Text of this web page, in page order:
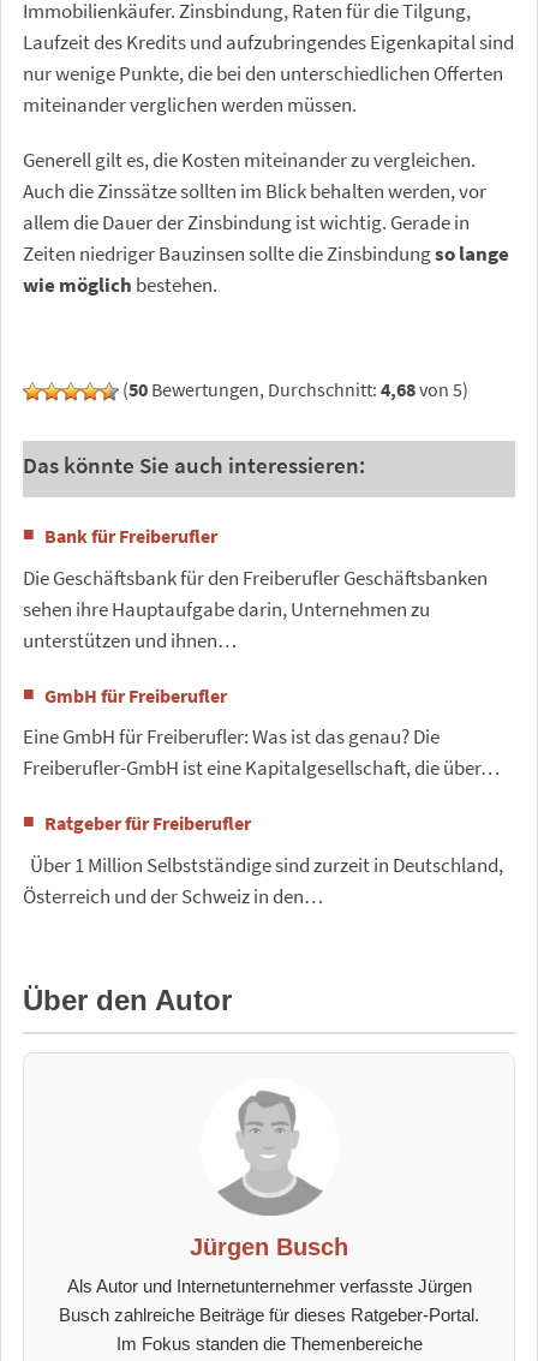
Immobilienkäufer. Zinsbindung, Raten für die Tilgung,
Laufzeit des Kredits und aufzubringendes Eigenkapital sind
nur wenige Punkte, die bei den unterschiedlichen Offerten
miteinander verglichen werden müssen.
Generell gilt es, die Kosten miteinander zu vergleichen.
Auch die Zinssätze sollten im Blick behalten werden, vor
allem die Dauer der Zinsbindung ist wichtig. Gerade in
Zeiten niedriger Bauzinsen sollte die Zinsbindungso lange
wie möglich bestehen.
(50 Bewertungen, Durchschnitt: 4,68von 5)
Das könnte Sie auch interessieren:
Bank für Freiberufler
Die Geschäftsbank für den Freiberufler Geschäftsbanken
sehen ihre Hauptaufgabe darin, Unternehmen zu
unterstützen und ihnen…
GmbH für Freiberufler
Eine GmbH für Freiberufler: Was ist das genau? Die
Freiberufler-GmbH ist eine Kapitalgesellschaft, die über…
Ratgeber für Freiberufler
Über 1 Million Selbstständige sind zurzeit in Deutschland,
Österreich und der Schweiz in den…
Über den Autor
Jürgen Busch
Als Autor und Internetunternehmer verfasste Jürgen
Busch zahlreiche Beiträge für dieses Ratgeber-Portal.
Im Fokus standen die Themenbereiche